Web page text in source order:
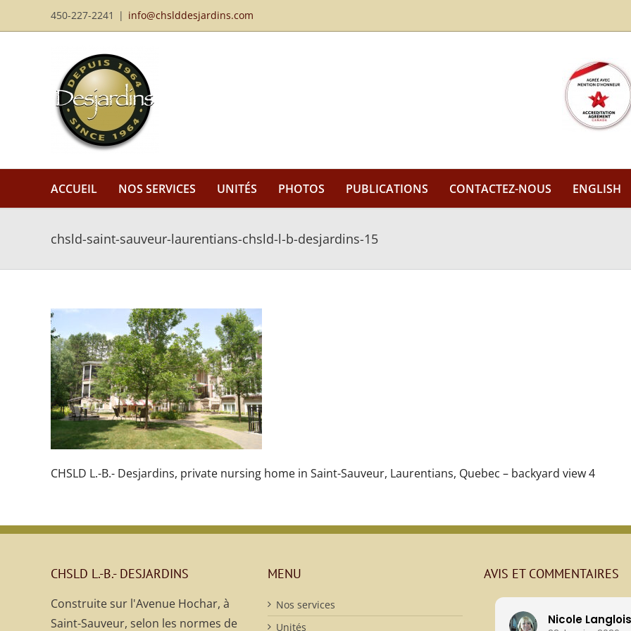
au
450-227-2241 | info@chslddesjardins.com
ACCUEIL NOS SERVICES UNITÉS PHOTOS PUBLICATIONS CONTACTEZ-NOUS ENGLISH
chsld-saint-sauveur-laurentians-chsld-l-b-desjardins-15
CHSLD L.-B.- Desjardins, private nursing home in Saint-Sauveur, Laurentians, Quebec – backyard view 4
CHSLD L.-B.- DESJARDINS
Construite sur l'Avenue Hochar, à
Saint-Sauveur, selon les normes de
MENU
Nos services
Unités
AVIS ET COMMENTAIRES
Nicole Langlois